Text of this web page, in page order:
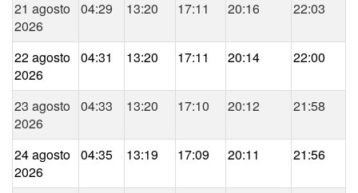
21 agosto
2026
04:29 13:20 17:11 20:16 22:03
22 agosto
2026
04:31 13:20 17:11 20:14 22:00
23 agosto
2026
04:33 13:20 17:10 20:12 21:58
24 agosto
2026
04:35 13:19 17:09 20:11 21:56